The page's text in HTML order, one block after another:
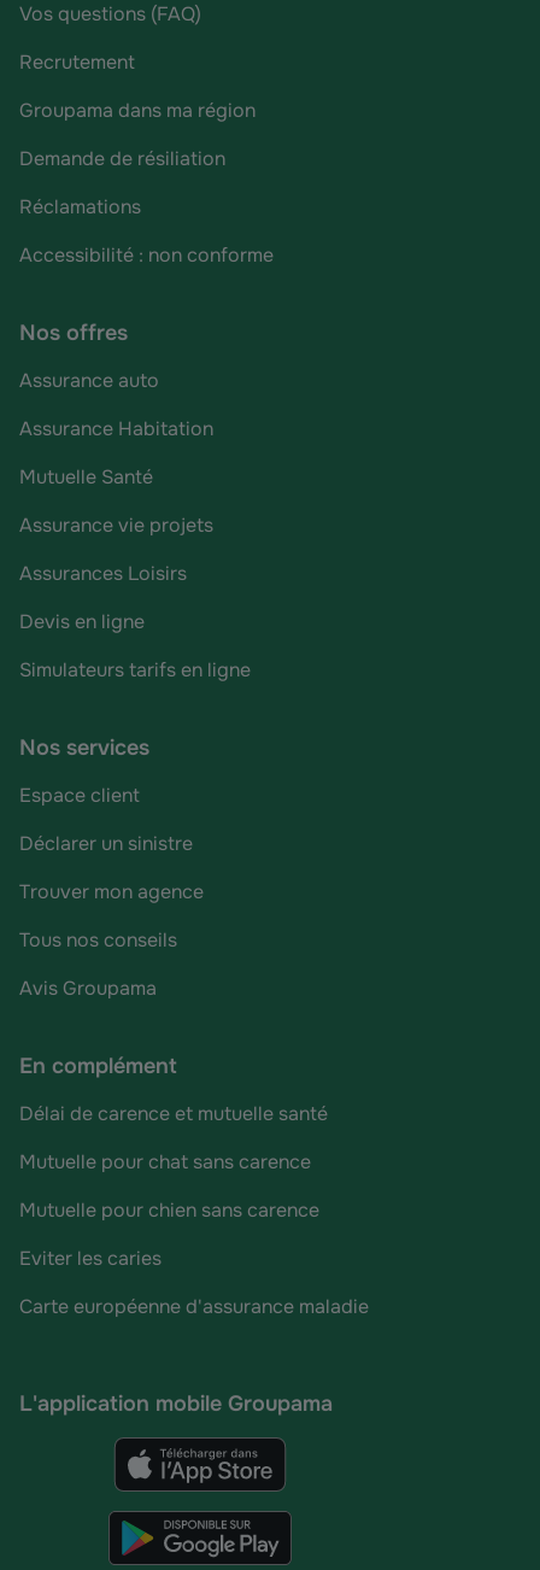
Vos questions (FAQ)
Recrutement
Groupama dans ma région
Demande de résiliation
Réclamations
Accessibilité : non conforme
Nos offres
Assurance auto
Assurance Habitation
Mutuelle Santé
Assurance vie projets
Assurances Loisirs
Devis en ligne
Simulateurs tarifs en ligne
Nos services
Espace client
Déclarer un sinistre
Trouver mon agence
Tous nos conseils
Avis Groupama
En complément
Délai de carence et mutuelle santé
Mutuelle pour chat sans carence
Mutuelle pour chien sans carence
Eviter les caries
Carte européenne d'assurance maladie
L'application mobile Groupama